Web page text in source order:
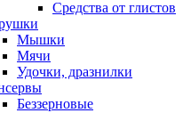
Средства от глистов
Мышки
Мячи
Удочки, дразнилки
Беззерновые